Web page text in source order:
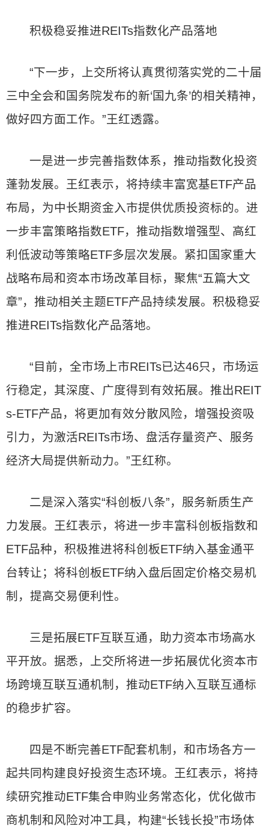
积极稳妥推进REITs指数化产品落地
“下一步，上交所将认真贯彻落实党的二十届
三中全会和国务院发布的新‘国九条’的相关精神，
做好四方面工作。”王红透露。
一是进一步完善指数体系，推动指数化投资
蓬勃发展。王红表示，将持续丰富宽基ETF产品
布局，为中长期资金入市提供优质投资标的。进
一步丰富策略指数ETF，推动指数增强型、高红
利低波动等策略ETF多层次发展。紧扣国家重大
战略布局和资本市场改革目标，聚焦“五篇大文
章”，推动相关主题ETF产品持续发展。积极稳妥
推进REITs指数化产品落地。
“目前，全市场上市REITs已达46只，市场运
行稳定，其深度、广度得到有效拓展。推出REIT
s-ETF产品，将更加有效分散风险，增强投资吸
引力，为激活REITs市场、盘活存量资产、服务
经济大局提供新动力。”王红称。
二是深入落实“科创板八条”，服务新质生产
力发展。王红表示，将进一步丰富科创板指数和
ETF品种，积极推进将科创板ETF纳入基金通平
台转让；将科创板ETF纳入盘后固定价格交易机
制，提高交易便利性。
三是拓展ETF互联互通，助力资本市场高水
平开放。据悉，上交所将进一步拓展优化资本市
场跨境互联互通机制，推动ETF纳入互联互通标
的稳步扩容。
四是不断完善ETF配套机制，和市场各方一
起共同构建良好投资生态环境。王红表示，将持
续研究推动ETF集合申购业务常态化，优化做市
商机制和风险对冲工具，构建“长钱长投”市场体